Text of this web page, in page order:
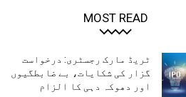
MOST READ
ٹریڈ مارک رجسٹری: درخواست
گزار کی شکایات، بے ضابطگیوں
اور دھوکہ دہی کا الزام